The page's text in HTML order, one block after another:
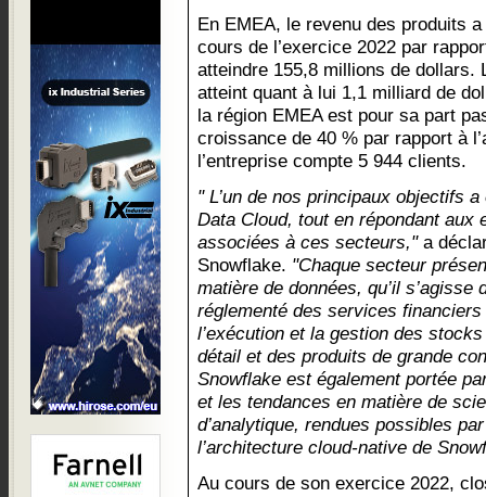
En EMEA, le revenu des produits
cours de l’exercice 2022 par
atteindre 155,8 millions de dollars.
atteint quant à lui 1,1 milliard de
la région EMEA est pour sa part
croissance de 40 % par rapport à
l’entreprise compte 5 944 clients.
" L’un de nos principaux objectifs
Data Cloud, tout en répondant aux
associées à ces secteurs,"a
Snowflake. "Chaque secteur
matière de données, qu’il s’agisse
réglementé des services
l’exécution et la gestion des
détail et des produits de grande
Snowflake est également portée
et les tendances en matière de
d’analytique, rendues possibles
l’architecture cloud-native de
Au cours de son exercice 2022,